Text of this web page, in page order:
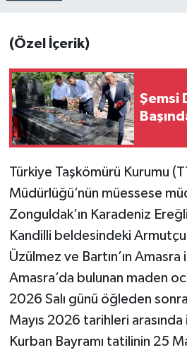
(Özel İçerik)
Şemsi
Türkiye Taşkömürü Kurumu
Müdürlüğü’nün müessese
Zonguldak’ın Karadeniz
Kandilli beldesindeki
Üzülmez ve Bartın’ın
Amasra’da bulunan maden
2026 Salı günü öğleden
Mayıs 2026 tarihleri
Kurban Bayramı tatilinin 25